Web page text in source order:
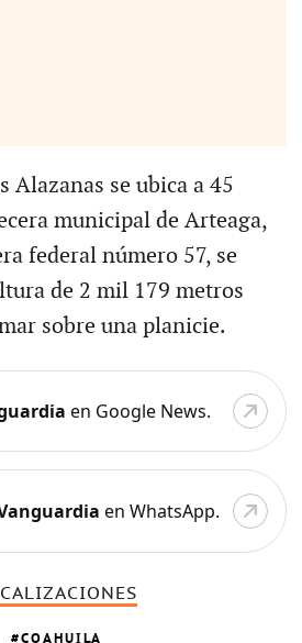
Alazanas se ubica a 45
municipal de Arteaga,
federal número 57, se
de 2 mil 179 metros
sobre una planicie.
en Google News.
en WhatsApp.
COAHUILA